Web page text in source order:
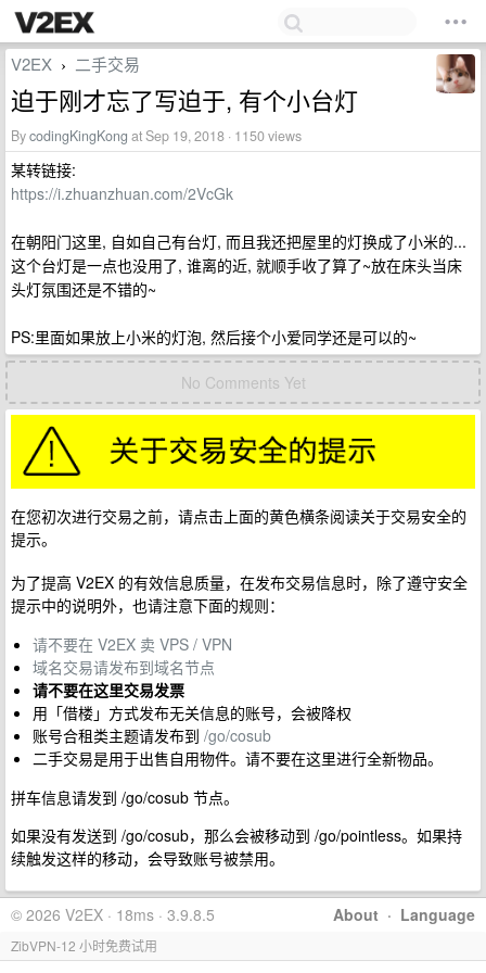
V2EX › 二手交易
迫于刚才忘了写迫于, 有个小台灯
BycodingKingKong at Sep 19, 2018 · 1150 views
某转链接:
https://i.zhuanzhuan.com/2VcGk
在朝阳门这里, 自如自己有台灯, 而且我还把屋里的灯换成了小米的...
这个台灯是一点也没用了, 谁离的近, 就顺手收了算了~放在床头当床
头灯氛围还是不错的~
PS:里面如果放上小米的灯泡, 然后接个小爱同学还是可以的~
No Comments Yet
在您初次进行交易之前，请点击上面的黄色横条阅读关于交易安全的
提示。
为了提高 V2EX 的有效信息质量，在发布交易信息时，除了遵守安全
提示中的说明外，也请注意下面的规则：
请不要在 V2EX 卖 VPS / VPN
域名交易请发布到域名节点
请不要在这里交易发票
用「借楼」方式发布无关信息的账号，会被降权
账号合租类主题请发布到 /go/cosub
二手交易是用于出售自用物件。请不要在这里进行全新物品。
拼车信息请发到 /go/cosub 节点。
如果没有发送到 /go/cosub，那么会被移动到 /go/pointless。如果持
续触发这样的移动，会导致账号被禁用。
About · Language
© 2026 V2EX · 18ms · 3.9.8.5
ZibVPN-12 小时免费试用